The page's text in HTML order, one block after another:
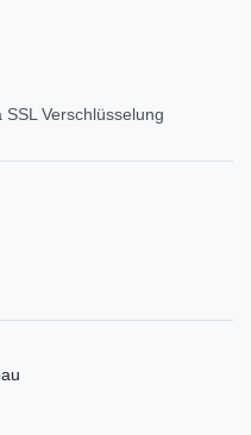
Verschlüsselung